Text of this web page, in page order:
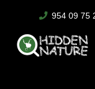
954 09